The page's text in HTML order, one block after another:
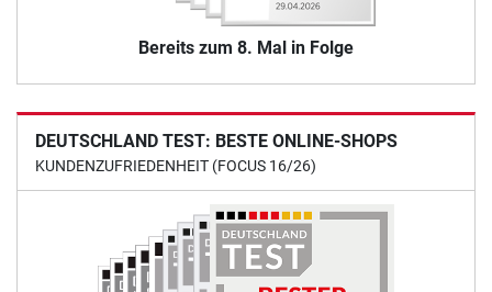
Bereits zum 8. Mal in Folge
DEUTSCHLAND TEST: BESTE ONLINE-SHOPS
KUNDENZUFRIEDENHEIT (FOCUS 16/26)